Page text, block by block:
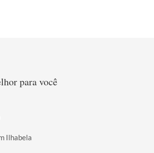
para você
Ilhabela